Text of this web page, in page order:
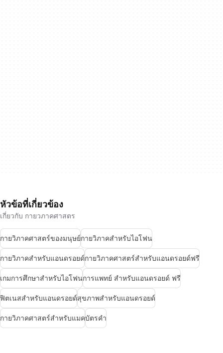
หัวข้อที่เกี่ยวข้อง
เกี่ยวกับ กายวภาคศาสตร
กายวิภาคศาสตร์ของมนุษย์กายวิภาคสำหรับไอโฟน
กายวิภาคสำหรับแอนดรอยด์กายวิภาคศาสตร์สำหรับแอนดรอยด์ฟรี
เกมการศึกษาสำหรับไอโฟนการแพทย์ สำหรับแอนดรอยด์ ฟรี
ฟิตเนสสำหรับแอนดรอยด์สุขภาพสำหรับแอนดรอยด์
กายวิภาคศาสตร์สำหรับแมคบัตรคำ